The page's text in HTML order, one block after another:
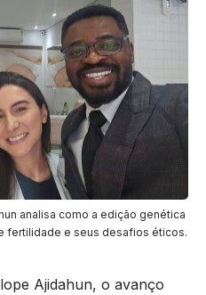
analisa como a edição genética
fertilidade e seus desafios éticos.
Ajidahun, o avanço